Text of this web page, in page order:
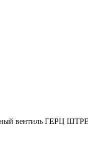
вентиль ГЕРЦ